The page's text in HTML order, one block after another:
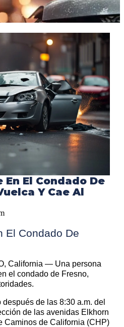
El Condado De
Y Cae Al
El Condado De
California — Una persona
el condado de Fresno,
de las 8:30 a.m. del
de las avenidas Elkhorn
Caminos de California (CHP)